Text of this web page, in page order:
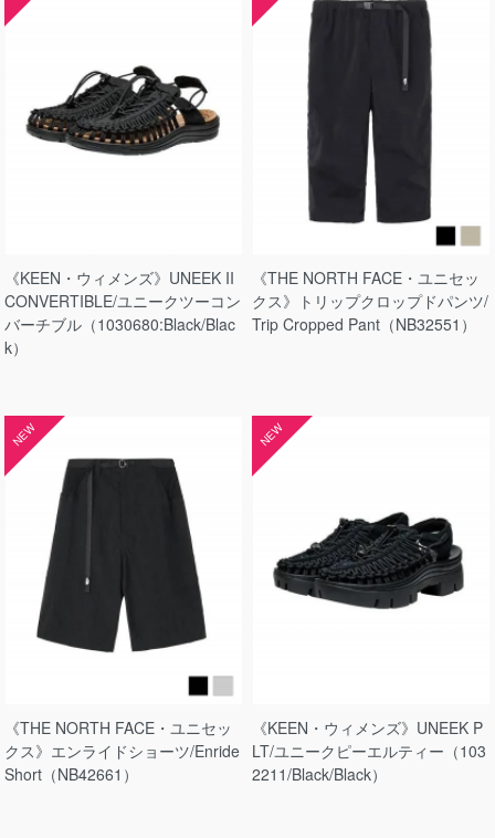
《KEEN・ウィメンズ》UNEEK II
CONVERTIBLE/ユニークツーコン
バーチブル（1030680:Black/Blac
k）
《THE NORTH FACE・ユニセッ
クス》トリップクロップドパンツ/
Trip Cropped Pant（NB32551）
NEW
《THE NORTH FACE・ユニセッ
クス》エンライドショーツ/Enride
Short（NB42661）
NEW
《KEEN・ウィメンズ》UNEEK P
LT/ユニークピーエルティー（103
2211/Black/Black）